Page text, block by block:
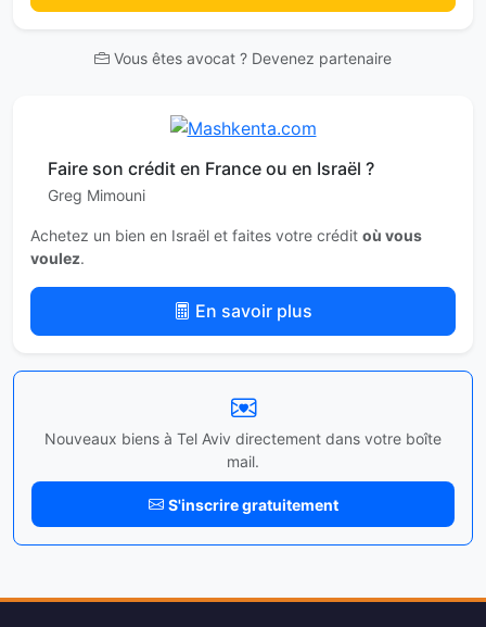
Vous êtes avocat ? Devenez partenaire
Faire son crédit en France ou en Israël ?
Greg Mimouni
Achetez un bien en Israël et faites votre crédit où vous
voulez.
En savoir plus
Nouveaux biens à Tel Aviv directement dans votre boîte
mail.
S'inscrire gratuitement